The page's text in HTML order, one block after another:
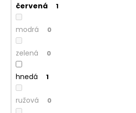
červená 1
modrá 0
zelená 0
hnedá 1
ružová 0
O
d
p
o
ú
a
m